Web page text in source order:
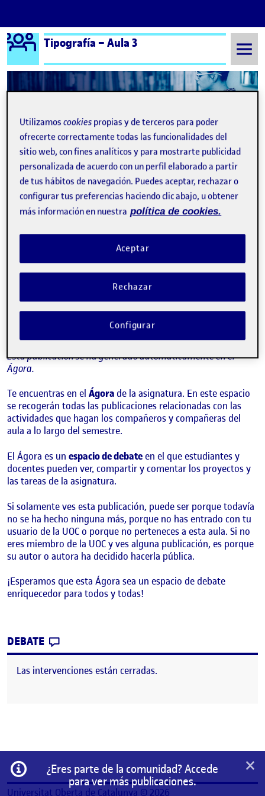
Saltar al contenido
Logo Ágora
Tipografía – Aula 3
Semestre 20241 - Aula 3 ¡Bienvenidos y bienvenidas!
Navegación de entradas
Siguiente
Publicado por¡Bienvenidos y bienvenidas!
Esta publicación se ha generado automáticamente en el
Ágora.
Te encuentras en el Ágora de la asignatura. En este espacio
se recogerán todas las publicaciones relacionadas con las
actividades que hagan los compañeros y compañeras del
aula a lo largo del semestre.
El Ágora es un espacio de debateen el que estudiantes y
docentes pueden ver, compartir y comentar los proyectos y
las tareas de la asignatura.
Si solamente ves esta publicación, puede ser porque todavía
no se ha hecho ninguna más, porque no has entrado con tu
usuario de la UOC o porque no perteneces a esta aula. Si no
eres miembro de la UOC y ves alguna publicación, es porque
su autor o autora ha decidido hacerla pública.
¡Esperamos que esta Ágora sea un espacio de debate
enriquecedor para todos y todas!
DEBATE
Las intervenciones están cerradas.
Información
¿Eres parte de la comunidad? Accede
para ver más publicaciones.
×
Universitat Oberta de Catalunya © 2026
Utilizamoscookies propias y de terceros para poder
ofrecerte correctamente todas las funcionalidades del
sitio web, con fines analíticos y para mostrarte publicidad
personalizada de acuerdo con un perfil elaborado a partir
de tus hábitos de navegación. Puedes aceptar, rechazar o
configurar tus preferencias haciendo clic abajo, u obtener
más información en nuestra política de cookies.
Rechazar
Aceptar
Configurar